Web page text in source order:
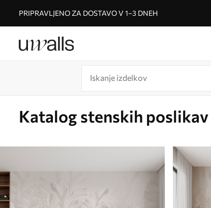
PRIPRAVLJENO ZA DOSTAVO V 1–3 DNEH
Katalog stenskih poslikav